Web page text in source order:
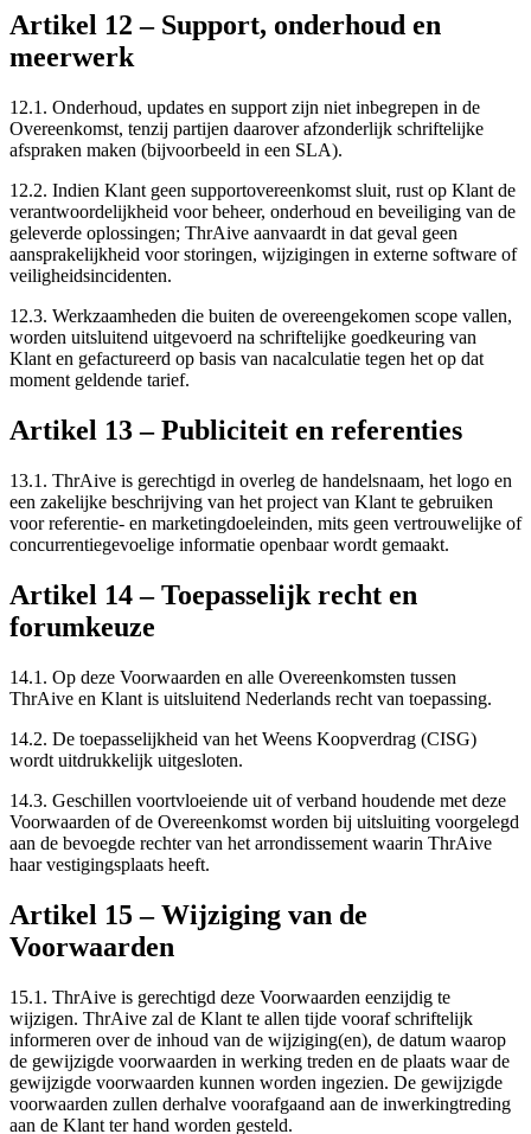
Artikel 12 – Support, onderhoud en
meerwerk
12.1. Onderhoud, updates en support zijn niet inbegrepen in de
Overeenkomst, tenzij partijen daarover afzonderlijk schriftelijke
afspraken maken (bijvoorbeeld in een SLA).
12.2. Indien Klant geen supportovereenkomst sluit, rust op Klant de
verantwoordelijkheid voor beheer, onderhoud en beveiliging van de
geleverde oplossingen; ThrAive aanvaardt in dat geval geen
aansprakelijkheid voor storingen, wijzigingen in externe software of
veiligheidsincidenten.
12.3. Werkzaamheden die buiten de overeengekomen scope vallen,
worden uitsluitend uitgevoerd na schriftelijke goedkeuring van
Klant en gefactureerd op basis van nacalculatie tegen het op dat
moment geldende tarief.
Artikel 13–Publiciteit en referenties
13.1. ThrAive is gerechtigd in overleg de handelsnaam, het logo en
een zakelijke beschrijving van het project van Klant te gebruiken
voor referentie- en marketingdoeleinden, mits geen vertrouwelijke of
concurrentiegevoelige informatie openbaar wordt gemaakt.
Artikel 14–Toepasselijk recht en
forumkeuze
14.1. Op deze Voorwaarden en alle Overeenkomsten tussen
ThrAive en Klant is uitsluitend Nederlands recht van toepassing.
14.2. De toepasselijkheid van het Weens Koopverdrag (CISG)
wordt uitdrukkelijk uitgesloten.
14.3. Geschillen voortvloeiende uit of verband houdende met deze
Voorwaarden of de Overeenkomst worden bij uitsluiting voorgelegd
aan de bevoegde rechter van het arrondissement waarin ThrAive
haar vestigingsplaats heeft.
Artikel 15–Wijziging van de
Voorwaarden
15.1. ThrAive is gerechtigd deze Voorwaarden eenzijdig te
wijzigen. ThrAive zal de Klant te allen tijde vooraf schriftelijk
informeren over de inhoud van de wijziging(en), de datum waarop
de gewijzigde voorwaarden in werking treden en de plaats waar de
gewijzigde voorwaarden kunnen worden ingezien. De gewijzigde
voorwaarden zullen derhalve voorafgaand aan de inwerkingtreding
aan de Klant ter hand worden gesteld.